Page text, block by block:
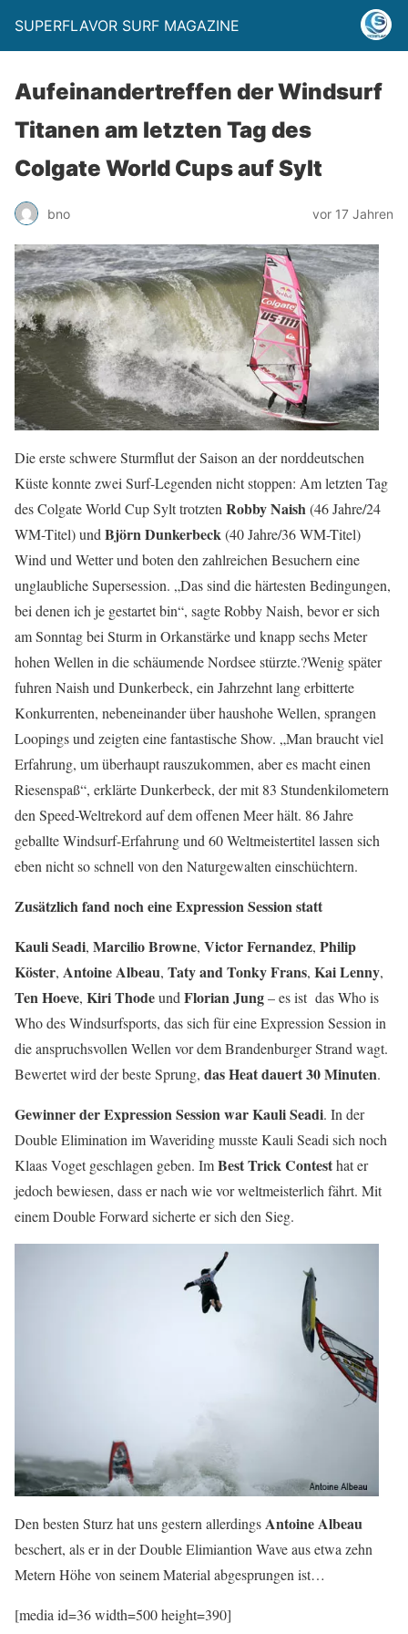
SUPERFLAVOR SURF MAGAZINE
Aufeinandertreffen der Windsurf
Titanen am letzten Tag des
Colgate World Cups auf Sylt
bno vor 17 Jahren
Die erste schwere Sturmflut der Saison an der norddeutschen
Küste konnte zwei Surf-Legenden nicht stoppen: Am letzten Tag
des Colgate World Cup Sylt trotzten Robby Naish(46 Jahre/24
WM-Titel) und Björn Dunkerbeck(40 Jahre/36 WM-Titel)
Wind und Wetter und boten den zahlreichen Besuchern eine
unglaubliche Supersession. „Das sind die härtesten Bedingungen,
bei denen ich je gestartet bin“, sagte Robby Naish, bevor er sich
am Sonntag bei Sturm in Orkanstärke und knapp sechs Meter
hohen Wellen in die schäumende Nordsee stürzte.?Wenig später
fuhren Naish und Dunkerbeck, ein Jahrzehnt lang erbitterte
Konkurrenten, nebeneinander über haushohe Wellen, sprangen
Loopings und zeigten eine fantastische Show. „Man braucht viel
Erfahrung, um überhaupt rauszukommen, aber es macht einen
Riesenspaß“, erklärte Dunkerbeck, der mit 83 Stundenkilometern
den Speed-Weltrekord auf dem offenen Meer hält. 86 Jahre
geballte Windsurf-Erfahrung und 60 Weltmeistertitel lassen sich
eben nicht so schnell von den Naturgewalten einschüchtern.
Zusätzlich fand noch eine Expression Session statt
Kauli Seadi, Marcilio Browne, Victor Fernandez, Philip
Köster, Antoine Albeau, Taty and Tonky Frans, Kai Lenny,
Ten Hoeve, Kiri Thodeund Florian Jung– es ist das Who is
Who des Windsurfsports, das sich für eine Expression Session in
die anspruchsvollen Wellen vor dem Brandenburger Strand wagt.
Bewertet wird der beste Sprung, das Heat dauert 30 Minuten.
Gewinner der Expression Session war Kauli Seadi. In der
Double Elimination im Waveriding musste Kauli Seadi sich noch
Klaas Voget geschlagen geben. ImBest Trick Contesthat er
jedoch bewiesen, dass er nach wie vor weltmeisterlich fährt. Mit
einem Double Forward sicherte er sich den Sieg.
Den besten Sturz hat uns gestern allerdingsAntoine Albeau
beschert, als er in der Double Elimiantion Wave aus etwa zehn
Metern Höhe von seinem Material abgesprungen ist…
[media id=36 width=500 height=390]